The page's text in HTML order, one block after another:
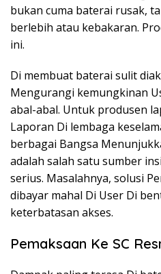
bukan cuma baterai rusak,
berlebih atau kebakaran.
ini.
Di membuat baterai sulit
Mengurangi kemungkinan
abal-abal. Untuk produsen
Laporan Di lembaga
berbagai Bangsa
adalah salah satu sumber
serius. Masalahnya, solusi
dibayar mahal Di User Di
keterbatasan akses.
Pemaksaan Ke SC